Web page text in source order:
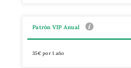
Patrón VIP Anual
35€ por 1 año